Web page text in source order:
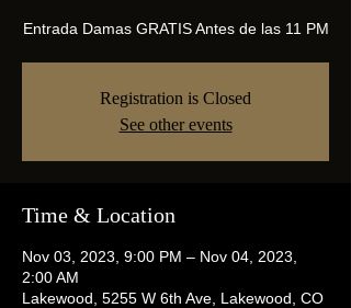
Entrada Damas GRATIS Antes de las 11 PM
Registration is Closed
See other events
Time & Location
Nov 03, 2023, 9:00 PM – Nov 04, 2023,
2:00 AM
Lakewood, 5255 W 6th Ave, Lakewood, CO